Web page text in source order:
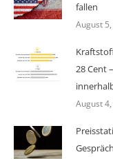
fallen
August
28 Cent
August